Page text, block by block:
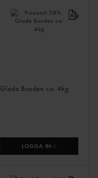
Glada Bonden ca: 4kg
LOGGA IN